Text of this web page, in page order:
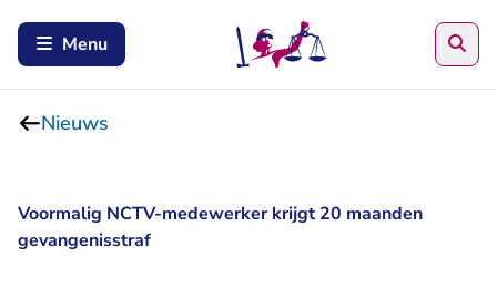
Menu
Nieuws
Voormalig NCTV-medewerker krijgt 20 maanden
gevangenisstraf